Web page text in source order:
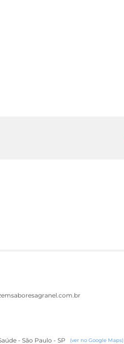
- São Paulo - SP (ver no Google Maps)